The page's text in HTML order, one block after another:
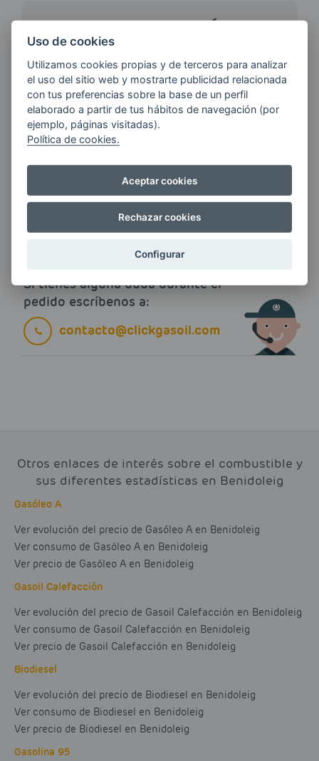
LAS
ÚLTIMAS NOVEDADES?
E-MAIL
ENERGIAS por cualquier medio, incluido
electrónico.Más información
Si tienes alguna duda durante el
pedido escríbenos a:
contacto@clickgasoil.com
Otros enlaces de interés sobre el combustible y
sus diferentes estadísticas en Benidoleig
Gasóleo A
Ver evolución del precio de Gasóleo A en Benidoleig
Ver consumo de Gasóleo A en Benidoleig
Ver precio de Gasóleo A en Benidoleig
Gasoil Calefacción
Ver evolución del precio de Gasoil Calefacción en Benidoleig
Ver consumo de Gasoil Calefacción en Benidoleig
Ver precio de Gasoil Calefacción en Benidoleig
Biodiesel
Ver evolución del precio de Biodiesel en Benidoleig
Ver consumo de Biodiesel en Benidoleig
Ver precio de Biodiesel en Benidoleig
Gasolina 95
Uso de cookies
Utilizamos cookies propias y de terceros para analizar
el uso del sitio web y mostrarte publicidad relacionada
con tus preferencias sobre la base de un perfil
elaborado a partir de tus hábitos de navegación (por
ejemplo, páginas visitadas).
Política de cookies.
Aceptar cookies
Rechazar cookies
Configurar